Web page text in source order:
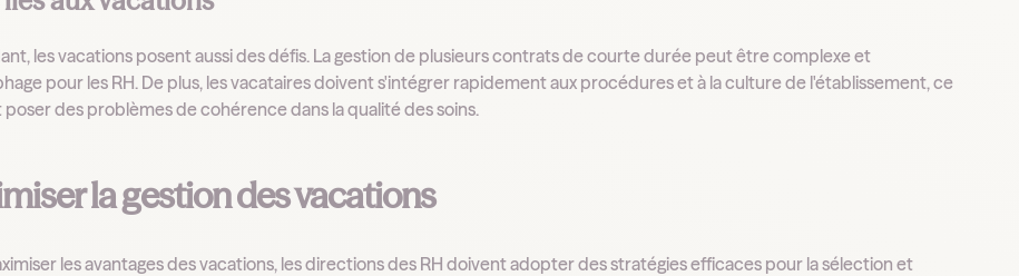
les vacations posent aussi des défis. La gestion de plusieurs contrats de courte durée peut être complexe et
pour les RH. De plus, les vacataires doivent s'intégrer rapidement aux procédures et à la culture de l'établissement, ce
des problèmes de cohérence dans la qualité des soins.
la gestion des vacations
les avantages des vacations, les directions des RH doivent adopter des stratégies efficaces pour la sélection et